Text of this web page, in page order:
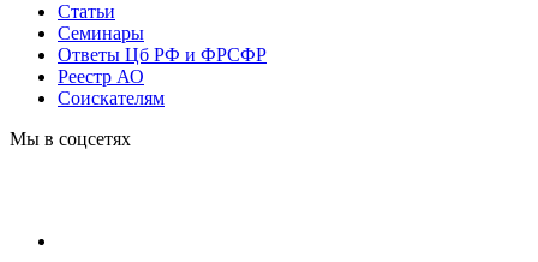
Статьи
Cеминары
Ответы Цб РФ и ФРСФР
Реестр АО
Соискателям
Мы в соцсетях